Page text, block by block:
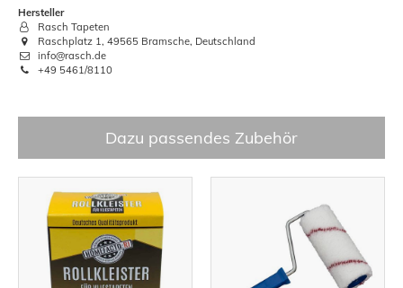
Hersteller
Rasch Tapeten
Raschplatz 1, 49565 Bramsche, Deutschland
info@rasch.de
+49 5461/8110
Dazu passendes Zubehör